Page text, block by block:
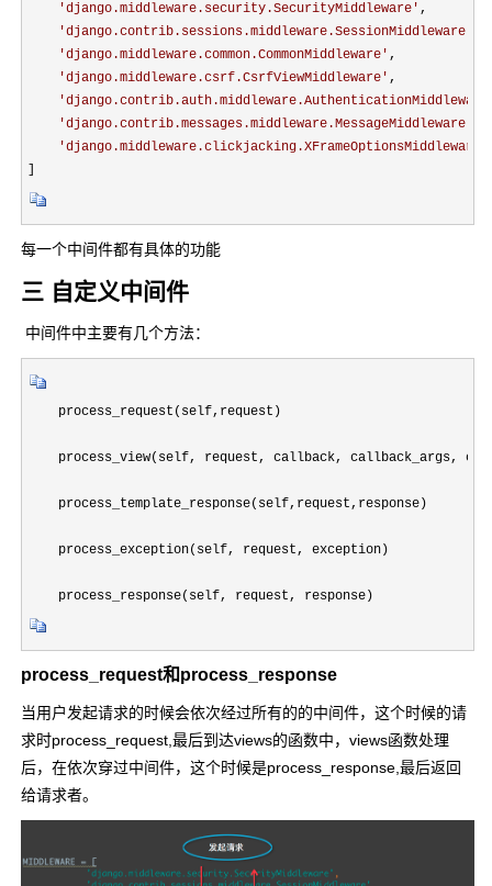
'django.middleware.security.SecurityMiddleware ' ,
'django.contrib.sessions.middleware.SessionMiddleware
'django.middleware.common.CommonMiddleware ' ,
'django.middleware.csrf.CsrfViewMiddleware ' ,
'django.contrib.auth.middleware.AuthenticationMiddleware
'django.contrib.messages.middleware.MessageMiddleware
'django.middleware.clickjacking.XFrameOptionsMiddleware
每一个中间件都有具体的功能
三 自定义中间件
中间件中主要有几个方法：
    process_request(self,request)
process_view(self, request, callback, callback_args,
    process_template_response(self,request,response)
    process_exception(self, request, exception)
    process_response(self, request, response)
process_request和process_response
当用户发起请求的时候会依次经过所有的的中间件，这个时候的请
求时process_request,最后到达views的函数中，views函数处理
后，在依次穿过中间件，这个时候是process_response,最后返回
给请求者。